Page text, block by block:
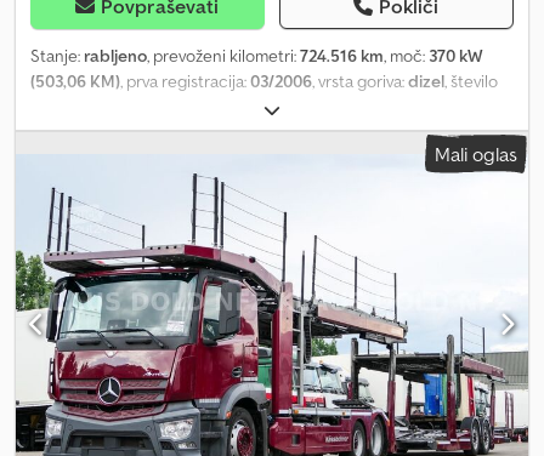
Povpraševati Pokliči
Stanje: rabljeno, prevoženi kilometri:724.516 km, moč: 370 kW
(503,06 KM), prva registracija:03/2006, vrsta goriva:dizel, število
samodejen
barva:črn, zavore:retarder, Leto izdelave:2006, Oprema:ABS,
elektronski program stabilnosti (ESP), filter saj, klimatska
naprava, kopalnica, navigacijski sistem, parkirni grelec,
vgradna kuhinja
, Setra 431 DT, vozilo iz prve roke. 80 sedežev
(trenutno 70 + 1 + 1), samodejna menjalnika, popolna oprema,
klimatska naprava, Euro 4, filter za trdne delce, analogni tahograf.
Neto cena: 59.000 evrov. Dkedjywq E Eepfx Af Uer O vizualnem in
tehničnem stanju se prepričajte sami na kraju samem. Podpiramo
vas pri izvozu z originalno potrditvijo podatkov za homologacijo v
posamezni državi, izjavo dobavitelja, pripravo izvoznih dokumentov
in po potrebi z carinsko oznako. - Ogled in testna vožnja sta
možna kadar koli, tudi ob koncih tedna, po predhodnem
dogovoru po telefonu! Ob upoštevanju ponudbe in ob prenosu
Mali oglas